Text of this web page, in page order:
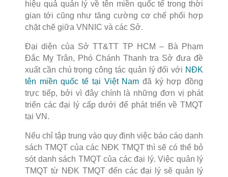
hiệu quả quản lý về tên miền quốc tế trong thời
gian tới cũng như tăng cường cơ chế phối hợp
chặt chẽ giữa VNNIC và các Sở.
Đại diện của Sở TT&TT TP HCM – Bà Phạm
Đắc Mỵ Trân, Phó Chánh Thanh tra Sở đưa đề
xuất cần chú trọng công tác quản lý đối với NĐK
tên miền quốc tế tại Việt Nam đã ký hợp đồng
trực tiếp, bởi vì đây chính là những đơn vị phát
triển các đại lý cấp dưới để phát triển về TMQT
tại VN.
Nếu chỉ tập trung vào quy định việc báo cáo danh
sách TMQT của các NĐK TMQT thì sẽ có thể bỏ
sót danh sách TMQT của các đại lý. Việc quản lý
TMQT từ NĐK TMQT đến các đại lý sẽ quản lý